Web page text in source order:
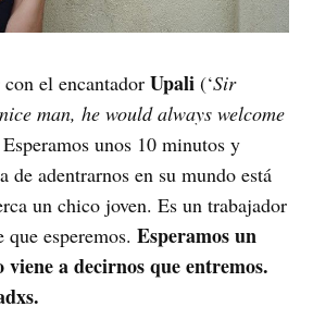
con el encantadorUpali (‘Sir
man, he would always welcome
unos 10 minutos y
de adentrarnos en su mundo está
un chico joven. Es un trabajador
que esperemos.Esperamos un
a decirnos que entremos.